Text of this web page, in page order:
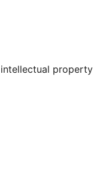
Tumblr paskyroje
property